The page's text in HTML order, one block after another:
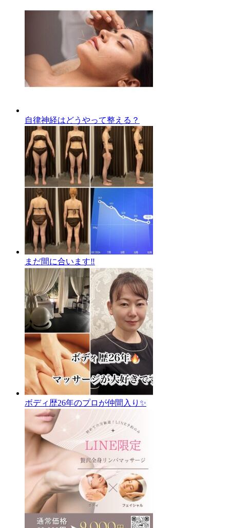
自律神経はどうやって整える？
まだ間に合います‼️
ボディ歴26年のプロが仲間入り✨